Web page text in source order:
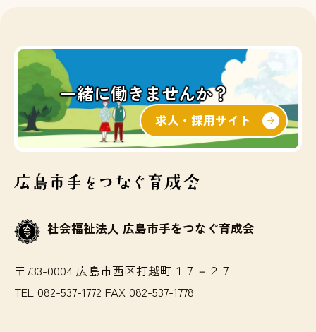
一緒に働きませんか？
求人・採用サイト
社会福祉法人 広島市手をつなぐ育成会
〒733-0004 広島市西区打越町１７－２７
TEL 082-537-1772 FAX 082-537-1778